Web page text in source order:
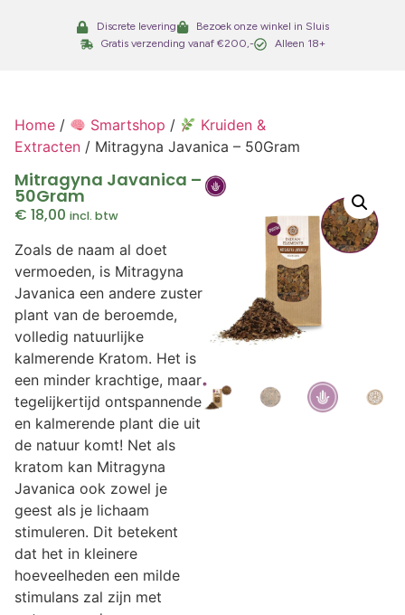
Discrete levering
Bezoek onze winkel in Sluis
Gratis verzending vanaf €200,-
Alleen 18+
Home / Smartshop /
Kruiden &
Extracten / Mitragyna Javanica – 50Gram
Mitragyna Javanica –
50Gram
€ 18,00 incl. btw
Zoals de naam al doet
vermoeden, is Mitragyna
Javanica een andere zuster
plant van de beroemde,
volledig natuurlijke
kalmerende Kratom. Het is
een minder krachtige, maar
tegelijkertijd ontspannende
en kalmerende plant die uit
de natuur komt! Net als
kratom kan Mitragyna
Javanica ook zowel je
geest als je lichaam
stimuleren. Dit betekent
dat het in kleinere
hoeveelheden een milde
stimulans zal zijn met